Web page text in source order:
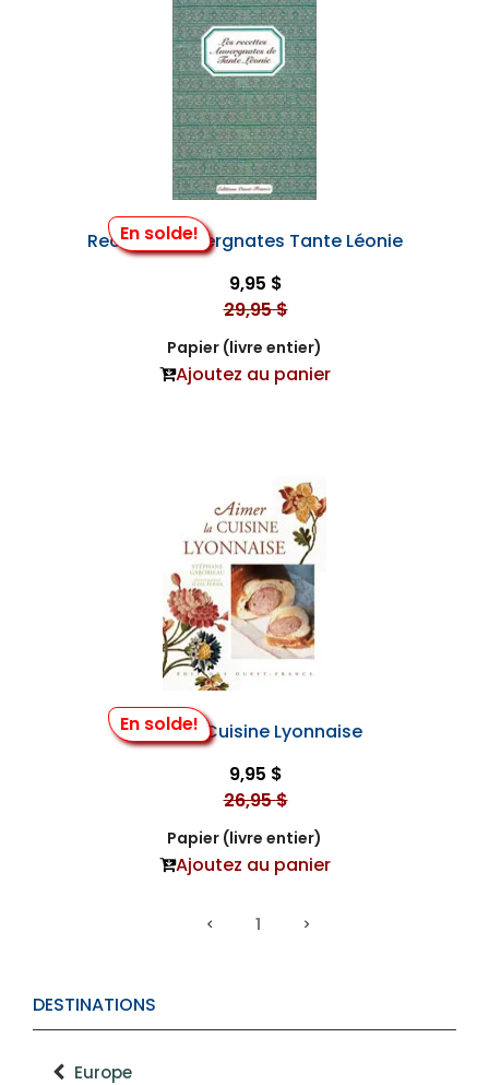
DESTINATIONS
Europe
En solde!
Recettes Auvergnates Tante Léonie
9,95 $
29,95 $
Papier (livre entier)
Ajoutez au panier
En solde!
Aimer la Cuisine Lyonnaise
9,95 $
26,95 $
Papier (livre entier)
Ajoutez au panier
1